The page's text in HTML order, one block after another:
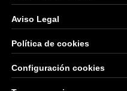
Aviso Legal
Política de cookies
Configuración cookies